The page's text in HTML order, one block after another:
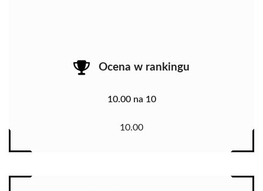
Ocena w rankingu
10.00 na 10
10.00